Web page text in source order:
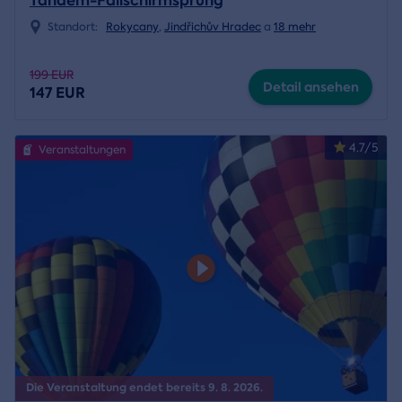
Standort: Rokycany, Jindřichův Hradec a 18 mehr
199 EUR
147 EUR Detail ansehen
Die Veranstaltung endet bereits 9. 8. 2026.
4.7/5
Veranstaltungen